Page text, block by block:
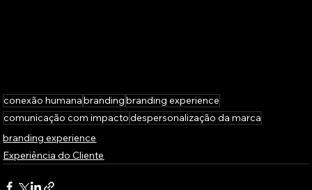
conexão humanabrandingbranding experience
comunicação com impactodespersonalização da marca
branding experience
Experiência do Cliente